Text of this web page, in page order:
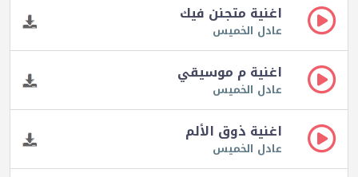
اغنية متجنن فيك
عادل الخميس
اغنية م موسيقي
عادل الخميس
اغنية ذوق الألم
عادل الخميس